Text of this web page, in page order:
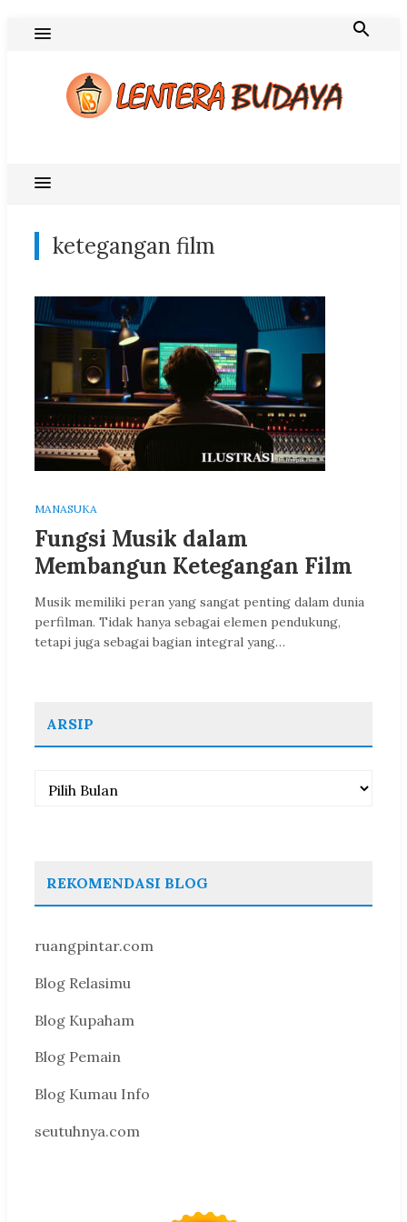
ketegangan film
MANASUKA
Fungsi Musik dalam
Membangun Ketegangan Film
Musik memiliki peran yang sangat penting dalam dunia
perfilman. Tidak hanya sebagai elemen pendukung,
tetapi juga sebagai bagian integral yang…
ARSIP
Arsip
REKOMENDASI BLOG
ruangpintar.com
Blog Relasimu
Blog Kupaham
Blog Pemain
Blog Kumau Info
seutuhnya.com